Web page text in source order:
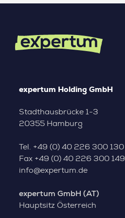
expertum Holding GmbH
Stadthausbrücke 1-3
20355 Hamburg
Tel. +49 (0) 40 226 300 130
Fax +49 (0) 40 226 300 149
info@expertum.de
expertum GmbH (AT)
Hauptsitz Österreich